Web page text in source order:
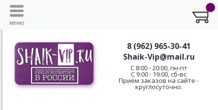
8 (962) 965-30-41
Shaik-Vip@mail.ru
C 8:00 - 20:00, пн-пт
С 9:00 - 19:00, сб-вс
Приём заказов на сайте -
круглосуточно.